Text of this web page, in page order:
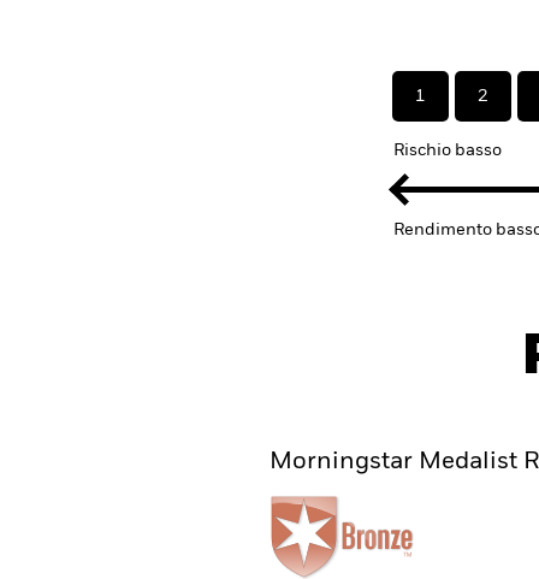
1 2
Rischio basso
Rendimento
Morningstar Medalist